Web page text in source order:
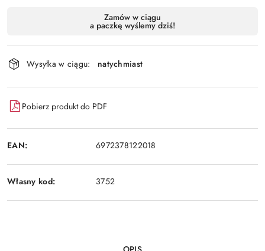
Wyślij
dostawa
Zamów w ciągu
a paczkę wyślemy dziś!
Wysyłka w ciągu: natychmiast
Pobierz produkt do PDF
EAN: 6972378122018
Własny kod: 3752